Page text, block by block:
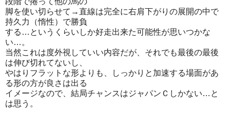
脚を使い切らせて→直線は完全に右肩下がりの展開の中で
持久力（惰性）で勝負
する…というくらいしか好走出来た可能性が思いつかな
い…。
当然これは度外視していい内容だが、それでも最後の最後
は伸び切れてないし、
やはりフラットな形よりも、しっかりと加速する場面があ
る形の方が良さは出る
イメージなので、結局チャンスはジャパンＣしかない…と
は思う。